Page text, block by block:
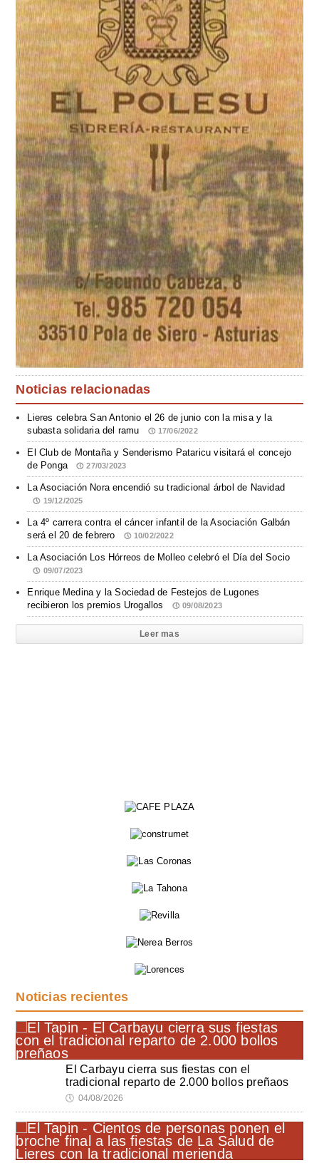
Noticias relacionadas
Lieres celebra San Antonio el 26 de junio con la misa y la
subasta solidaria del ramu
17/06/2022
El Club de Montaña y Senderismo Pataricu visitará el concejo
de Ponga
27/03/2023
La Asociación Nora encendió su tradicional árbol de Navidad
19/12/2025
La 4º carrera contra el cáncer infantil de la Asociación Galbán
será el 20 de febrero
10/02/2022
La Asociación Los Hórreos de Molleo celebró el Día del Socio
09/07/2023
Enrique Medina y la Sociedad de Festejos de Lugones
recibieron los premios Urogallos
09/08/2023
Leer mas
Noticias recientes
El Carbayu cierra sus fiestas con el
tradicional reparto de 2.000 bollos preñaos
🕔 04/08/2026